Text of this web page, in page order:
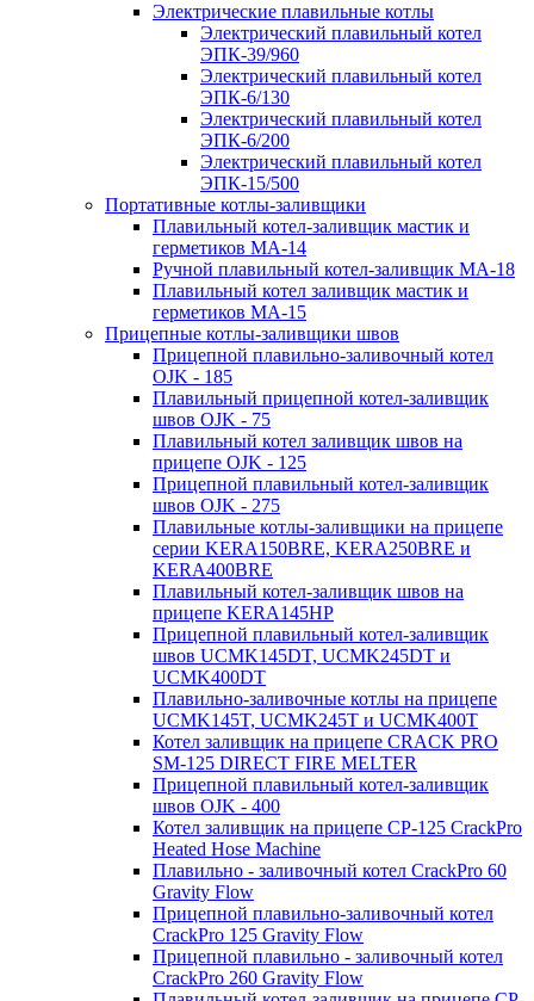
Электрические плавильные котлы
Электрический плавильный котел
ЭПК-39/960
Электрический плавильный котел
ЭПК-6/130
Электрический плавильный котел
ЭПК-6/200
Электрический плавильный котел
ЭПК-15/500
Портативные котлы-заливщики
Плавильный котел-заливщик мастик и
герметиков МА-14
Ручной плавильный котел-заливщик МА-18
Плавильный котел заливщик мастик и
герметиков МА-15
Прицепные котлы-заливщики швов
Прицепной плавильно-заливочный котел
OJK - 185
Плавильный прицепной котел-заливщик
швов OJK - 75
Плавильный котел заливщик швов на
прицепе OJK - 125
Прицепной плавильный котел-заливщик
швов OJK - 275
Плавильные котлы-заливщики на прицепе
серии KERA150BRE, KERA250BRE и
KERA400BRE
Плавильный котел-заливщик швов на
прицепе KERA145HP
Прицепной плавильный котел-заливщик
швов UCMK145DT, UCMK245DT и
UCMK400DT
Плавильно-заливочные котлы на прицепе
UCMK145T, UCMK245T и UCMK400T
Котел заливщик на прицепе CRACK PRO
SM-125 DIRECT FIRE MELTER
Прицепной плавильный котел-заливщик
швов OJK - 400
Котел заливщик на прицепе CP-125 CrackPro
Heated Hose Machine
Плавильно - заливочный котел CrackPro 60
Gravity Flow
Прицепной плавильно-заливочный котел
CrackPro 125 Gravity Flow
Прицепной плавильно - заливочный котел
CrackPro 260 Gravity Flow